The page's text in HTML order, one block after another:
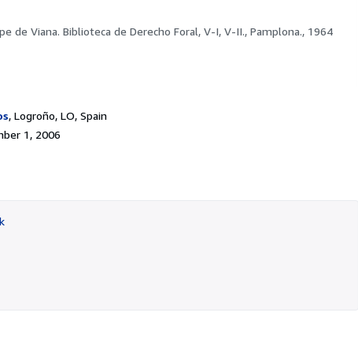
de Viana. Biblioteca de Derecho Foral, V-I, V-II., Pamplona., 1964
, Logroño, LO, Spain
1, 2006